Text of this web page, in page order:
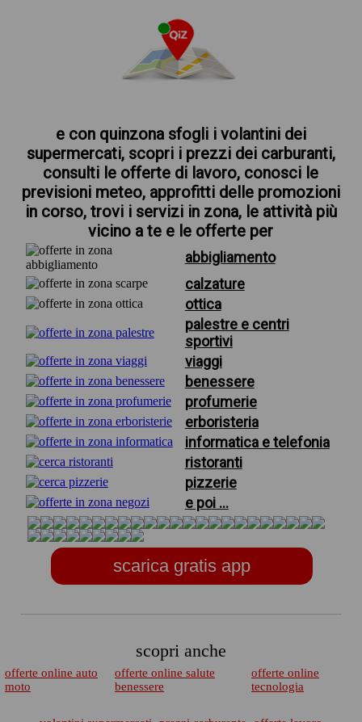
e con quinzona sfogli i volantini dei
supermercati, scopri i prezzi dei carburanti,
consulti le offerte di lavoro, conosci le
previsioni meteo, approfitti delle promozioni
in corso, trovi i servizi in zona, le attività più
vicino a te e le offerte per
abbigliamento
calzature
ottica
palestre e centri
sportivi
viaggi
benessere
profumerie
erboristeria
informatica e telefonia
ristoranti
pizzerie
e poi ...
scarica gratis app
scopri anche
offerte online auto
moto
offerte online salute
benessere
offerte online
tecnologia